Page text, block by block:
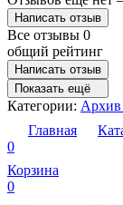
Написать отзыв
Все отзывы 0
общий рейтинг
Написать отзыв
Показать ещё
Категории: Архив
Главная
0
Корзина
0